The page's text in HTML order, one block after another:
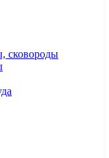
сковороды